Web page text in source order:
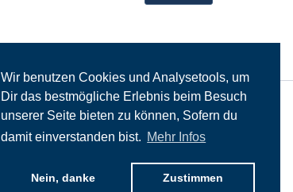
Wir benutzen Cookies und Analysetools, um
Dir das bestmögliche Erlebnis beim Besuch
unserer Seite bieten zu können, Sofern du
damit einverstanden bist. Mehr Infos
Nein, danke Zustimmen